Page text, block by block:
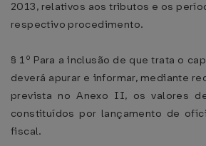
2013, relativos aos tributos e os
respectivo procedimento.
§ 1º Para a inclusão de que trata o
deverá apurar e informar, mediante
prevista no Anexo II, os valores
constituídos por lançamento de
fiscal.